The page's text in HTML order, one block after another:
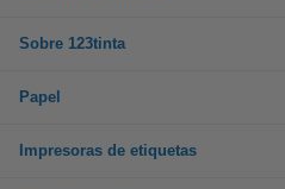
Sobre 123tinta
Papel
Impresoras de etiquetas